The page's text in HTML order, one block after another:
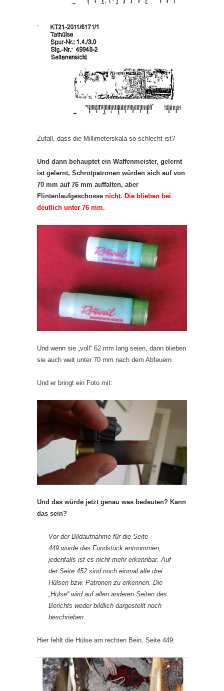
Zufall, dass die Millimeterskala so schlecht ist?
Und dann behauptet ein Waffenmeister, gelernt
ist gelernt, Schrotpatronen würden sich auf von
70 mm auf 76 mm auffalten, aber
Flintenlaufgeschosse nicht. Die blieben bei
deutlich unter 76 mm.
Und wenn sie „voll“ 62 mm lang seien, dann blieben
sie auch weit unter 70 mm nach dem Abfeuern.
Und er bringt ein Foto mit:
Und das würde jetzt genau was bedeuten? Kann
das sein?
Vor der Bildaufnahme für die Seite
449 wurde das Fundstück entnommen,
jedenfalls ist es nicht mehr erkennbar. Auf
der Seite 452 sind noch einmal alle drei
Hülsen bzw. Patronen zu erkennen. Die
„Hülse“ wird auf allen anderen Seiten des
Berichts weder bildlich dargestellt noch
beschrieben.
Hier fehlt die Hülse am rechten Bein, Seite 449: